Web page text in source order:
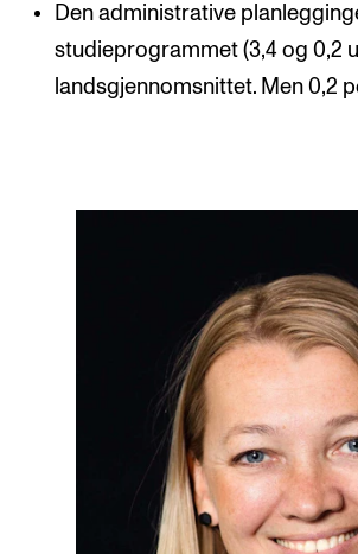
Den administrative
studieprogrammet (3,4 og 0,2
landsgjennomsnittet. Men 0,2